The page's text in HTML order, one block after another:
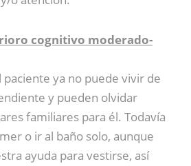
cognitivo moderado-
paciente ya no puede vivir de
y pueden olvidar
familiares para él. Todavía
o ir al baño solo, aunque
ayuda para vestirse, así